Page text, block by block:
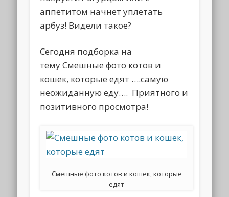
аппетитом начнет уплетать
арбуз! Видели такое?
Сегодня подборка на
тему Смешные фото котов и
кошек, которые едят ….самую
неожиданную еду…. Приятного и
позитивного просмотра!
Смешные фото котов и кошек, которые
едят